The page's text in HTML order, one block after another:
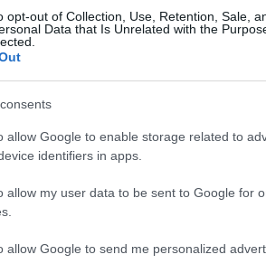
opt-out of Collection, Use, Retention, Sale,
Data that Is Unrelated with the
allow Google to enable storage related to
identifiers in apps.
allow my user data to be sent to Google for
allow Google to send me personalized
στο OnePlus Watch 2R,
αθλητικά προγράμματα
το OHealth παρέχει
του καρδιακού
και Gunmetal Gray. Η
του OnePlus Watch. Με
από το Watch 2,
της φυσικής τους